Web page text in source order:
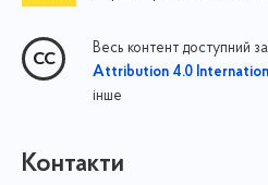
Весь контент доступний
Attribution 4.0
інше
Контакти